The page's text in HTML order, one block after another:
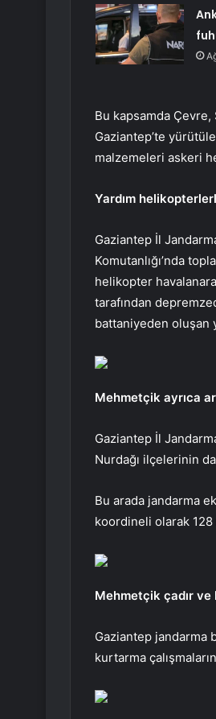
Bu kapsamda
Gaziantep’te
malzemeleri askeri
Yardım
Gaziantep İl
Komutanlığı’nda
helikopter
tarafından
battaniyeden oluşan
Mehmetçik ayrıca
Gaziantep İl
Nurdağı ilçelerinin
Bu arada jandarma
koordineli olarak 128
Mehmetçik çadır
Gaziantep jandarma
kurtarma